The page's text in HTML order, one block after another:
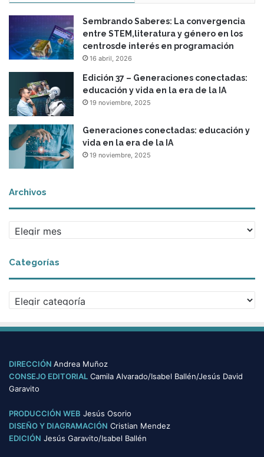
Sembrando Saberes: La convergencia
entre STEM,literatura y género en los
centrosde interés en programación
16 abril, 2026
Edición 37 – Generaciones conectadas:
educación y vida en la era de la IA
19 noviembre, 2025
Generaciones conectadas: educación y
vida en la era de la IA
19 noviembre, 2025
Archivos
r
h
i
Categorías
a
e
o
r
s
DIRECCIÓN Andrea Muñoz
CONSEJO EDITORIAL Camila Alvarado/Isabel Ballén/Jesús David
Garavito
PRODUCCIÓN WEB Jesús Osorio
DISEÑO Y DIAGRAMACIÓN Cristian Mendez
EDICIÓN Jesús Garavito/Isabel Ballén